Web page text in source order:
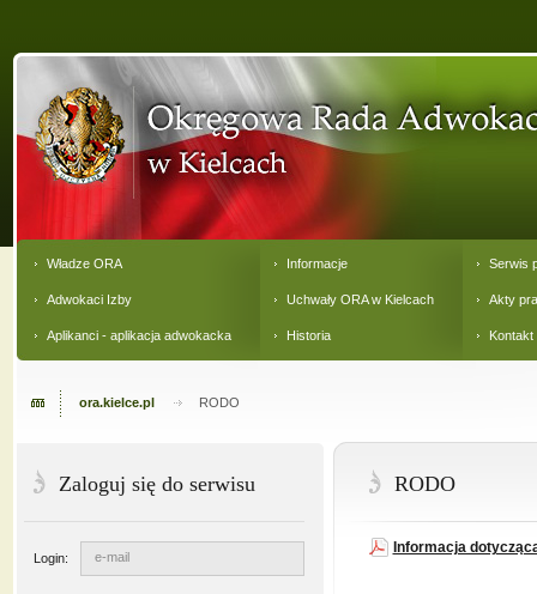
Władze ORA
Adwokaci Izby
Aplikanci - aplikacja adwokacka
Informacje
Uchwały ORA w Kielcach
Historia
Serwis
Akty
Kontakt
ora.kielce.pl RODO
RODO
Informacja
Zaloguj się do serwisu
Login: